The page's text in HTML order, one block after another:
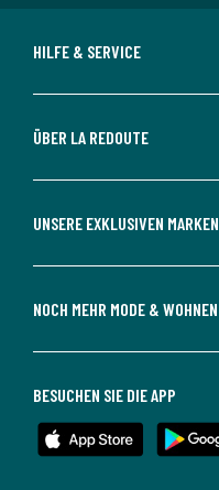
HILFE & SERVICE
ÜBER LA REDOUTE
UNSERE EXKLUSIVEN MARKEN
NOCH MEHR MODE & WOHNEN
BESUCHEN SIE DIE APP